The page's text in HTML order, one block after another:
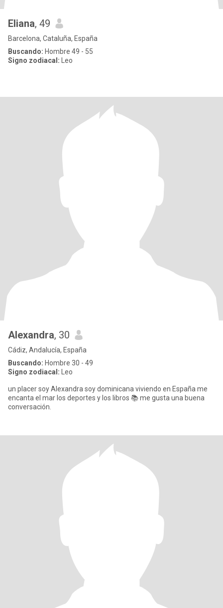
Eliana, 49
Barcelona, Cataluña, España
Buscando: Hombre 49 - 55
Signo zodiacal: Leo
Alexandra, 30
Cádiz, Andalucía, España
Buscando: Hombre 30 - 49
Signo zodiacal: Leo
un placer soy Alexandra soy dominicana viviendo en España me
encanta el mar los deportes y los libros 📚 me gusta una buena
conversación.